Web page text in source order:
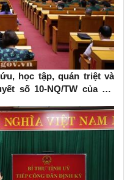
học tập, quán triệt và
số 10-NQ/TW của Bộ